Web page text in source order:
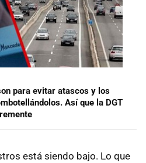
para evitar atascos y los
Así que la DGT
está siendo bajo. Lo que